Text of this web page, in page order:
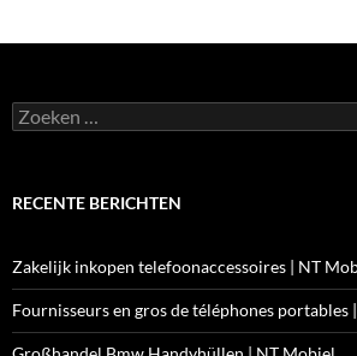
Zoeken
naar:
RECENTE BERICHTEN
Zakelijk inkopen telefoonaccessoires | NT
Fournisseurs en gros de téléphones portables